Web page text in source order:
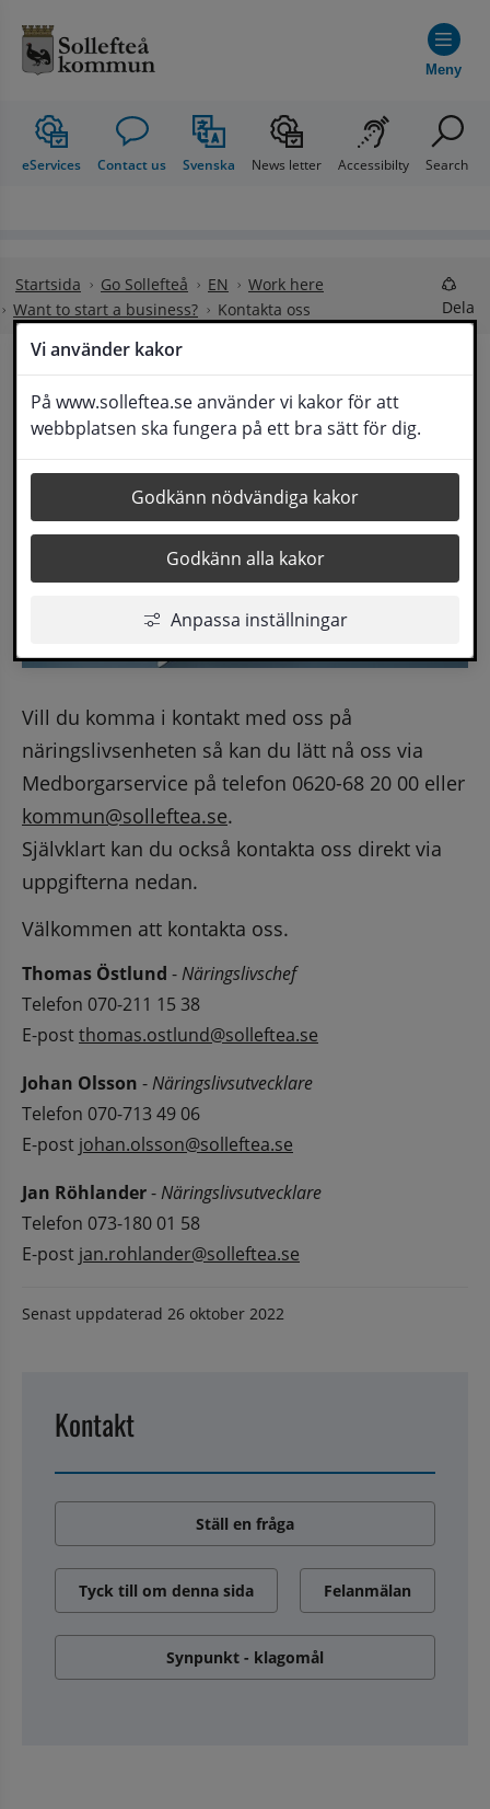
Vi använder kakor
På www.solleftea.se använder vi kakor för att
webbplatsen ska fungera på ett bra sätt för dig.
Godkänn nödvändiga kakor
Godkänn alla kakor
Anpassa inställningar
Meny
eServices Contact us Svenska News letter Accessibilty Search
Startsida Go Sollefteå EN
Work here
Want to start a business?
Kontakta oss Dela
Kontakta oss
Vill du komma i kontakt med oss på
näringslivsenheten så kan du lätt nå oss via
kommun@solleftea.se.
Självklart kan du också kontakta oss direkt via
uppgifterna nedan.
Välkommen att kontakta oss.
Thomas Östlund - Näringslivschef
Telefon 070-211 15 38
E-post thomas.ostlund@solleftea.se
Johan Olsson - Näringslivsutvecklare
Telefon 070-713 49 06
E-post johan.olsson@solleftea.se
Jan Röhlander - Näringslivsutvecklare
Telefon 073-180 01 58
E-post jan.rohlander@solleftea.se
Senast uppdaterad 26 oktober 2022
Kontakt
Ställ en fråga
Tyck till om denna sida Felanmälan
Synpunkt - klagomål